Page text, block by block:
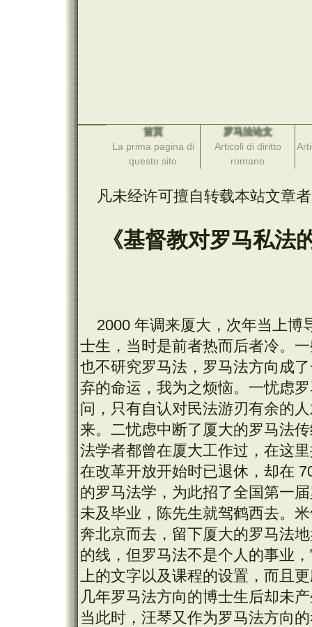
首页
La prima pagina di
questo sito
罗马法论文
Articoli di diritto
romano
凡未经许可擅自转载本站文章
《基督教对罗马私
2000 年调来厦大，次年当上博
士生，当时是前者热而后者冷。
也不研究罗马法，罗马法方向成
弃的命运，我为之烦恼。一忧虑
问，只有自认对民法游刃有余的
来。二忧虑中断了厦大的罗马法
法学者都曾在厦大工作过，在这
在改革开放开始时已退休，却在
的罗马法学，为此招了全国第一
未及毕业，陈先生就驾鹤西去。
奔北京而去，留下厦大的罗马法
的线，但罗马法不是个人的事业
上的文字以及课程的设置，而且
几年罗马法方向的博士生后却未
当此时，汪琴又作为罗马法方向